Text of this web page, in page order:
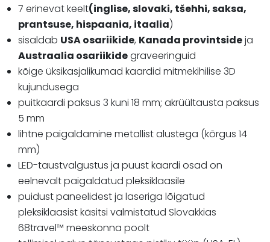
7 erinevat keelt(inglise, slovaki, tšehhi, saksa,
prantsuse, hispaania, itaalia)
sisaldab USA osariikide, Kanada provintsideja
Austraalia osariikidegraveeringuid
kõige üksikasjalikumad kaardid mitmekihilise 3D
kujundusega
puitkaardi paksus 3 kuni 18 mm; akrüültausta paksus
5 mm
lihtne paigaldamine metallist alustega (kõrgus 14
mm)
LED-taustvalgustus ja puust kaardi osad on
eelnevalt paigaldatud pleksiklaasile
puidust paneelidest ja laseriga lõigatud
pleksiklaasist käsitsi valmistatud Slovakkias
68travel™️ meeskonna poolt